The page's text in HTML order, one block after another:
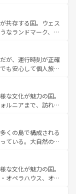
ス、プロヴァンスの
しみ方が可能だ。さ
ており、どの街角に
異なる文化を体験で
ス情報はコンテンツ一覧
きることがない。ベ
アルプスの絶景、そ
風景は必見。ビール
、新着の
てほしい。
共存する国。ウェス
なランドマーク、歴
優雅なアフタヌーン
国パブ、サッカー観
豊富。イギリスを旅
が、運行時刻が正確
も安心して個人旅行
らではのユニークな
く町歩きも満喫する
物価も高いが、旅行
る。 なお、新
参照してほしい。
な文化が魅力の国。
ルニアまで、訪れる
ング、エンターテイ
だ。一方、アメリカ
ャニオンやイエロー
食が融合した独特の
域で異なる魅力を楽
を感じることができ
くの島で構成される
ている。大自然の神
光地といえばオアフ
イ島やカウアイ島が
海をはじめ、豊かな
な文化が魅力の国。
オペラハウス、オー